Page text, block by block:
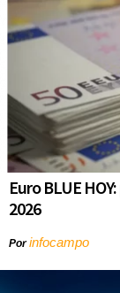
Euro BLUE
2026
Porinfocampo